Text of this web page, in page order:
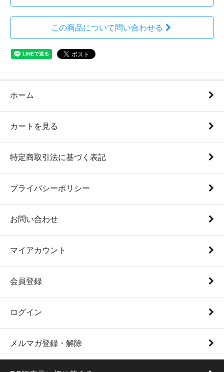
この商品について問い合わせる
ホーム
カートを見る
特定商取引法に基づく表記
プライバシーポリシー
お問い合わせ
マイアカウント
会員登録
ログイン
メルマガ登録・解除